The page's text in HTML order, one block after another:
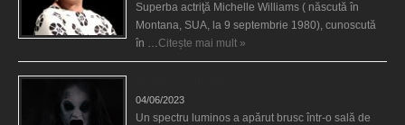
Superba actriţă Michelle Williams ( născută în
Montana, SUA, la 9 septembrie 1980), cunoscută
în …Citește mai mult »
04/06/2023
Un spectru luminos a apărut brusc într-o sală de